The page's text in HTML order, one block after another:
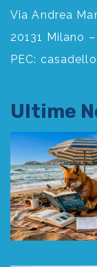
Via Andrea
20131 Milano
PEC:
Ultime